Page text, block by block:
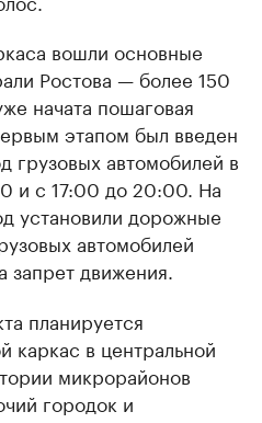
вошли основные
Ростова — более 150
начата пошаговая
этапом был введен
грузовых автомобилей в
и с 17:00 до 20:00. На
установили дорожные
автомобилей
движения.
планируется
каркас в центральной
микрорайонов
городок и